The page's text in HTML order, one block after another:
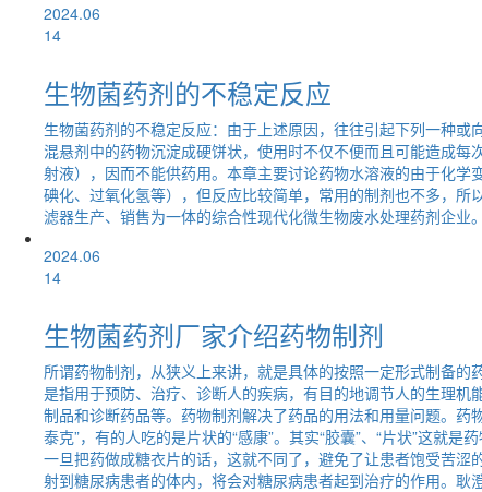
2024.06
14
生物菌药剂的不稳定反应
生物菌药剂的不稳定反应：由于上述原因，往往引起下列一种
混悬剂中的药物沉淀成硬饼状，使用时不仅不便而且可能造成
射液），因而不能供药用。本章主要讨论药物水溶液的由于化学
碘化、过氧化氢等），但反应比较简单，常用的制剂也不多，
滤器生产、销售为一体的综合性现代化微生物废水处理药剂企业。
2024.06
14
生物菌药剂厂家介绍药物制剂
所谓药物制剂，从狭义上来讲，就是具体的按照一定形式制备
是指用于预防、治疗、诊断人的疾病，有目的地调节人的生理
制品和诊断药品等。药物制剂解决了药品的用法和用量问题。
泰克”，有的人吃的是片状的“感康”。其实“胶囊”、“片状”这就
一旦把药做成糖衣片的话，这就不同了，避免了让患者饱受苦
射到糖尿病患者的体内，将会对糖尿病患者起到治疗的作用。耿